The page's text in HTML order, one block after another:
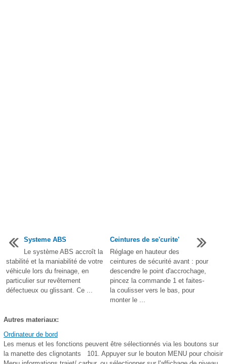
Systeme ABS
Le système ABS accroît la
stabilité et la maniabilité de votre
véhicule lors du freinage, en
particulier sur revêtement
défectueux ou glissant. Ce ...
Ceintures de se'curite'
Réglage en hauteur des
ceintures de sécurité avant : pour
descendre le point d'accrochage,
pincez la commande 1 et faites-
la coulisser vers le bas, pour
monter le ...
Autres materiaux:
Ordinateur de bord
Les menus et les fonctions peuvent être sélectionnés via les boutons sur
la manette des clignotants 101. Appuyer sur le bouton MENU pour choisir